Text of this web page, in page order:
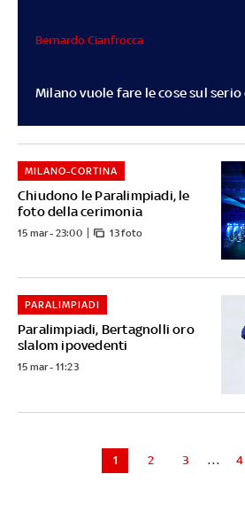
Milano vuole fare le cose sul serio
Bernardo Cianfrocca
Chiudono le Paralimpiadi, le
foto della cerimonia
MILANO-CORTINA
15 mar - 23:00 13 foto
Paralimpiadi, Bertagnolli oro
slalom ipovedenti
PARALIMPIADI
15 mar - 11:23
1 2 3 ...